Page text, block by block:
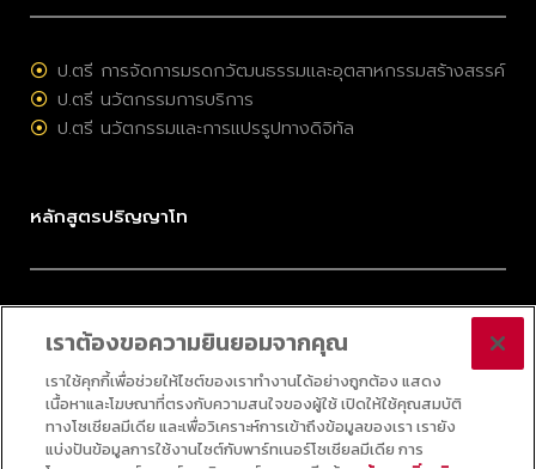
ป.ตรี การจัดการมรดกวัฒนธรรมและอุตสาหกรรมสร้างสรรค์
ป.ตรี นวัตกรรมการบริการ
ป.ตรี นวัตกรรมและการแปรรูปทางดิจิทัล
หลักสูตรปริญญาโท
ป.โท การจัดการมรดกวัฒนธรรมและอุตสาหกรรมสร้างสรรค์
ป.โท การบริหารนวัตกรรมและเทคโนโลยี
ป.โท กลยุทธ์ดิจิทัล
ป.โท ออนไลน์ วิทยาศาสตร์ข้อมูลประยุกต์
เราต้องขอความยินยอมจากคุณ
เราใช้คุกกี้เพื่อช่วยให้ไซต์ของเราทำงานได้อย่างถูกต้อง แสดง
เนื้อหาและโฆษณาที่ตรงกับความสนใจของผู้ใช้ เปิดให้ใช้คุณสมบัติ
ทางโซเชียลมีเดีย และเพื่อวิเคราะห์การเข้าถึงข้อมูลของเรา เรายัง
แบ่งปันข้อมูลการใช้งานไซต์กับพาร์ทเนอร์โซเชียลมีเดีย การ